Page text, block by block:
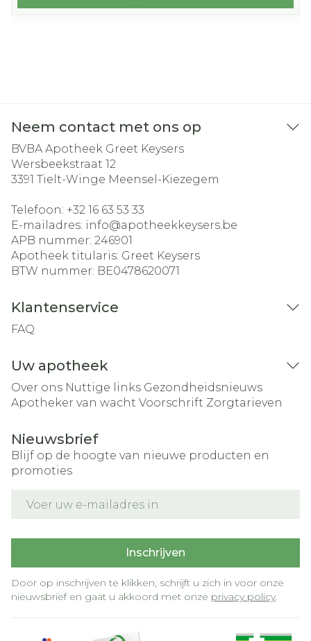
Neem contact met ons op
BVBA Apotheek Greet Keysers
Wersbeekstraat 12
3391 Tielt-Winge Meensel-Kiezegem
Telefoon: +32 16 63 53 33
E-mailadres: info@apotheekkeysers.be
APB nummer: 246901
Apotheek titularis: Greet Keysers
BTW nummer: BE0478620071
Klantenservice
FAQ
Uw apotheek
Over ons Nuttige links Gezondheidsnieuws
Apotheker van wacht Voorschrift Zorgtarieven
Nieuwsbrief
Blijf op de hoogte van nieuwe producten en
promoties
Inschrijven
Door op inschrijven te klikken, schrijft u zich in voor onze
nieuwsbrief en gaat u akkoord met onze privacy policy.